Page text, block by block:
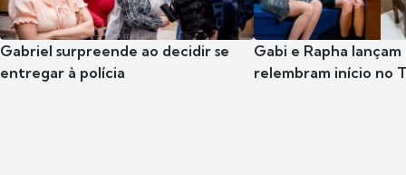
Gabriel surpreende ao decidir se
entregar à polícia
Gabi e Rapha
relembram início no